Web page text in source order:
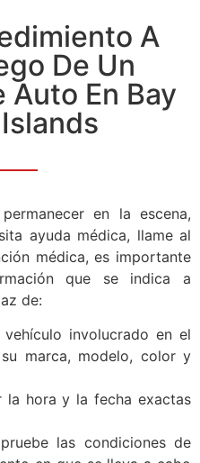
A
De Un
En Bay
en la escena,
ayuda médica, llame al
médica, es importante
que se indica a
de:
involucrado en el
marca, modelo, color y
la hora y la fecha exactas
las condiciones de